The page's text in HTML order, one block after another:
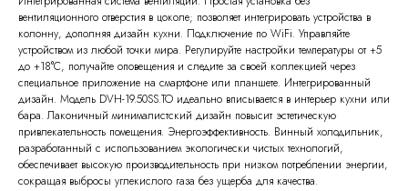
вентиляционного отверстия в цоколе; позволяет интегрировать устройства в
колонну, дополняя дизайн кухни. Подключение по WiFi. Управляйте
устройством из любой точки мира. Регулируйте настройки температуры от +5
до +18°С, получайте оповещения и следите за своей коллекцией через
специальное приложение на смартфоне или планшете. Интегрированный
дизайн. Модель DVH-19.50SS.TO идеально вписывается в интерьер кухни или
бара. Лаконичный минималистский дизайн повысит эстетическую
привлекательность помещения. Энергоэффективность. Винный холодильник,
разработанный с использованием экологически чистых технологий,
обеспечивает высокую производительность при низком потреблении энергии,
сокращая выбросы углекислого газа без ущерба для качества.